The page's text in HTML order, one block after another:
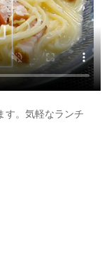
す。気軽なランチ